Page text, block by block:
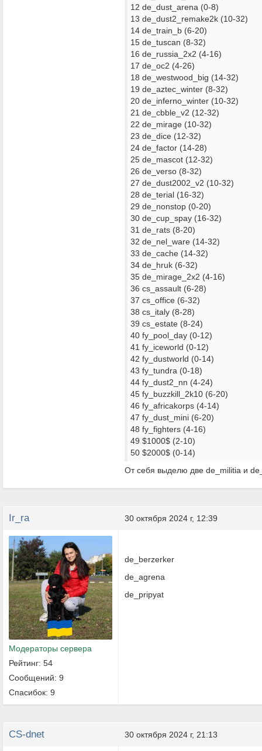
12 de_dust_arena (0-8)
13 de_dust2_remake2k (10-32)
14 de_train_b (6-20)
15 de_tuscan (8-32)
16 de_russia_2x2 (4-16)
17 de_oc2 (4-26)
18 de_westwood_big (14-32)
19 de_aztec_winter (8-32)
20 de_inferno_winter (10-32)
21 de_cbble_v2 (12-32)
22 de_mirage (10-32)
23 de_dice (12-32)
24 de_factor (14-28)
25 de_mascot (12-32)
26 de_verso (8-32)
27 de_dust2002_v2 (10-32)
28 de_terial (16-32)
29 de_nonstop (0-20)
30 de_cup_spay (16-32)
31 de_rats (8-20)
32 de_nel_ware (14-32)
33 de_cache (14-32)
34 de_hruk (6-32)
35 de_mirage_2x2 (4-16)
36 cs_assault (6-28)
37 cs_office (6-32)
38 cs_italy (8-28)
39 cs_estate (8-24)
40 fy_pool_day (0-12)
41 fy_iceworld (0-12)
42 fy_dustworld (0-14)
43 fy_tundra (0-18)
44 fy_dust2_nn (4-24)
45 fy_buzzkill_2k10 (6-20)
46 fy_africakorps (4-14)
47 fy_dust_mini (6-20)
48 fy_fighters (4-16)
49 $1000$ (2-10)
50 $2000$ (0-14)
От себя выделю две de_militia и
Ir_ra 30 октября 2024 г, 12:39
Модераторы сервера
Рейтинг: 54
Сообщений: 9
Спасибок: 9
de_berzerker
de_agrena
de_pripyat
CS-dnet 30 октября 2024 г, 21:13